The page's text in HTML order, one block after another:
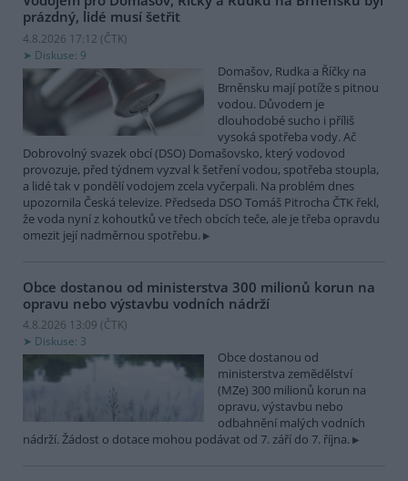
prázdný, lidé musí šetřit
4.8.2026 17:12 (ČTK)
Diskuse: 9
Domašov, Rudka a Říčky na
Brněnsku mají potíže s pitnou
vodou. Důvodem je
dlouhodobé sucho i příliš
vysoká spotřeba vody. Ač
Dobrovolný svazek obcí (DSO) Domašovsko, který vodovod
provozuje, před týdnem vyzval k šetření vodou, spotřeba stoupla,
a lidé tak v pondělí vodojem zcela vyčerpali. Na problém dnes
upozornila Česká televize. Předseda DSO Tomáš Pitrocha ČTK řekl,
že voda nyní z kohoutků ve třech obcích teče, ale je třeba opravdu
omezit její nadměrnou spotřebu.
Obce dostanou od ministerstva 300 milionů korun na
opravu nebo výstavbu vodních nádrží
4.8.2026 13:09 (ČTK)
Diskuse: 3
Obce dostanou od
ministerstva zemědělství
(MZe) 300 milionů korun na
opravu, výstavbu nebo
odbahnění malých vodních
nádrží. Žádost o dotace mohou podávat od 7. září do 7. října.